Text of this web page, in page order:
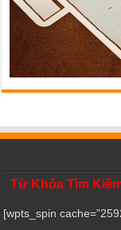
Từ Khóa Tìm
[wpts_spin